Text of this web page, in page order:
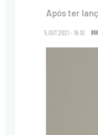
Após ter
5.OUT.2021 - 16:10